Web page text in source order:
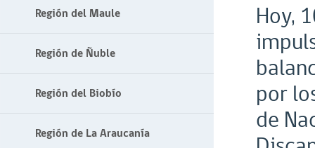
Región del Maule
Región de Ñuble
Región del Biobío
Región de La Araucanía
Hoy,
por
de